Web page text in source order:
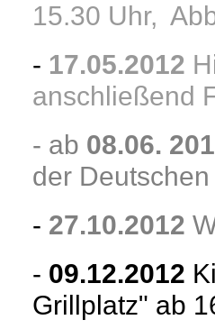
15.30 Uhr,
- 17.05.2012
anschließend
- ab 08.06.
der
- 27.10.2012
- 09.12.2012
Grillplatz" ab